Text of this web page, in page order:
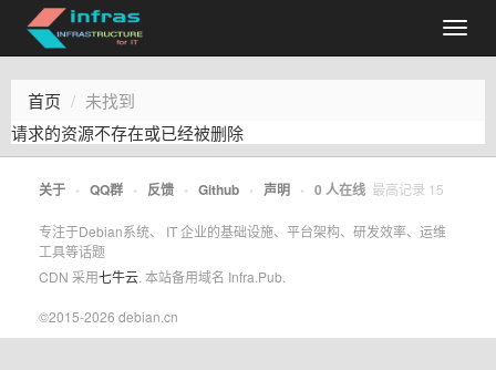
首页
未找到
请求的资源不存在或已经被删除
关于 • QQ群 • 反馈 • Github • 声明 • 0 人在线 最高记录 15
专注于Debian系统、 IT 企业的基础设施、平台架构、研发效率、运维
工具等话题
CDN 采用七牛云 . 本站备用域名 Infra.Pub.
©2015-2026 debian.cn